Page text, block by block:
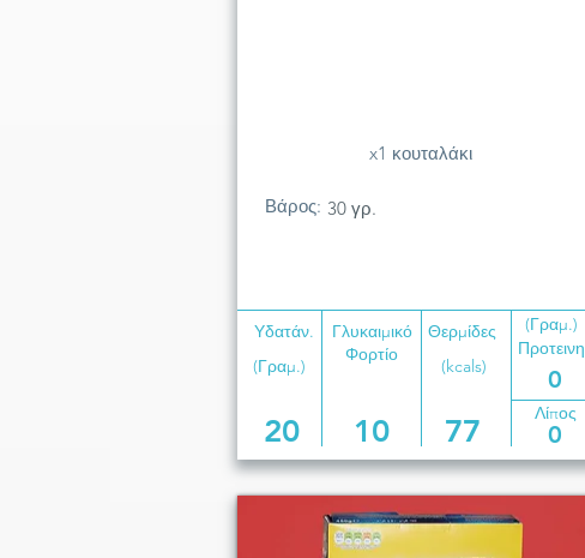
x1 κουταλάκι
Βάρος: 30 γρ.
Υδατάν.
Γλυκαιμικό
Φορτίο
(Γραμ.)
Θερμίδες
(kcals)
Προτεινη
0
(Γραμ.)
20 10 77 Λίπος
0